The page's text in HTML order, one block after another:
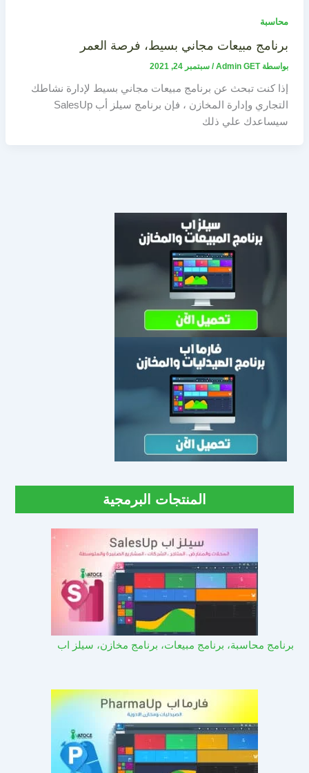
محاسبة
برنامج مبيعات مجاني بسيط، فرصة العمر
بواسطة Admin GET
/ سبتمبر 24, 2021
إذا كنت تبحث عن برنامج مبيعات مجاني بسيط لإدارة نشاطك
التجاري وإدارة المخازن ، فإن برنامج سيلز أب SalesUp
سيساعدك علي ذلك
المنتجات البرمجية
برنامج محاسبة، برنامج مبيعات، برنامج مخازن، سيلز اب